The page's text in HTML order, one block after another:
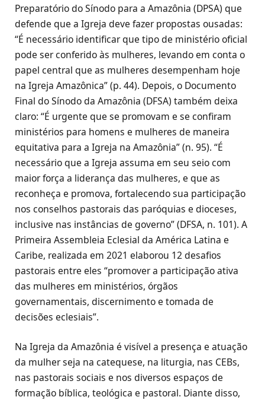
Preparatório do Sínodo para a Amazônia (DPSA) que
defende que a Igreja deve fazer propostas ousadas:
“É necessário identificar que tipo de ministério oficial
pode ser conferido às mulheres, levando em conta o
papel central que as mulheres desempenham hoje
na Igreja Amazônica” (p. 44). Depois, o Documento
Final do Sínodo da Amazônia (DFSA) também deixa
claro: “É urgente que se promovam e se confiram
ministérios para homens e mulheres de maneira
equitativa para a Igreja na Amazônia” (n. 95). “É
necessário que a Igreja assuma em seu seio com
maior força a liderança das mulheres, e que as
reconheça e promova, fortalecendo sua participação
nos conselhos pastorais das paróquias e dioceses,
inclusive nas instâncias de governo” (DFSA, n. 101). A
Primeira Assembleia Eclesial da América Latina e
Caribe, realizada em 2021 elaborou 12 desafios
pastorais entre eles “promover a participação ativa
das mulheres em ministérios, órgãos
governamentais, discernimento e tomada de
decisões eclesiais”.
Na Igreja da Amazônia é visível a presença e atuação
da mulher seja na catequese, na liturgia, nas CEBs,
nas pastorais sociais e nos diversos espaços de
formação bíblica, teológica e pastoral. Diante disso,